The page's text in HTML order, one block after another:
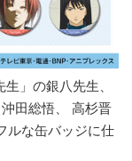
」の銀八先生、
田総悟、 高杉晋
ルな缶バッジに仕